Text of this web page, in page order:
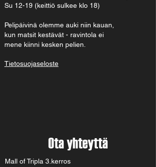
Su 12-19 (keittiö sulkee klo 18)
Pelipäivinä olemme auki niin kauan,
kun matsit kestävät - ravintola ei
mene kiinni kesken pelien.
Tietosuojaseloste
Ota yhteyttä
Mall of Tripla 3.kerros